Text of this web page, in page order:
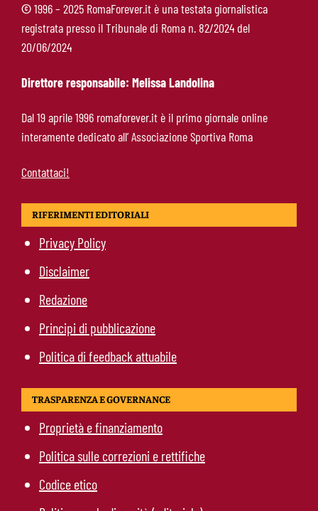
Mercato Roma, manca un solo colpo: Gasperini
aspetta l’ala sinistra
©1996 – 2025 RomaForever.it è una testata giornalistica
registrata presso il Tribunale di Roma n. 82/2024 del
20/06/2024
Direttore responsabile: Melissa Landolina
Dal 19 aprile 1996 romaforever.it è il primo giornale online
interamente dedicato all’ Associazione Sportiva Roma
Contattaci!
RIFERIMENTI EDITORIALI
Privacy Policy
Disclaimer
Redazione
Principi di pubblicazione
Politica di feedback attuabile
TRASPARENZA E GOVERNANCE
Proprietà e finanziamento
Politica sulle correzioni e rettifiche
Codice etico